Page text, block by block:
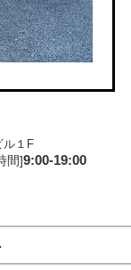
ル１F
間]9:00-19:00